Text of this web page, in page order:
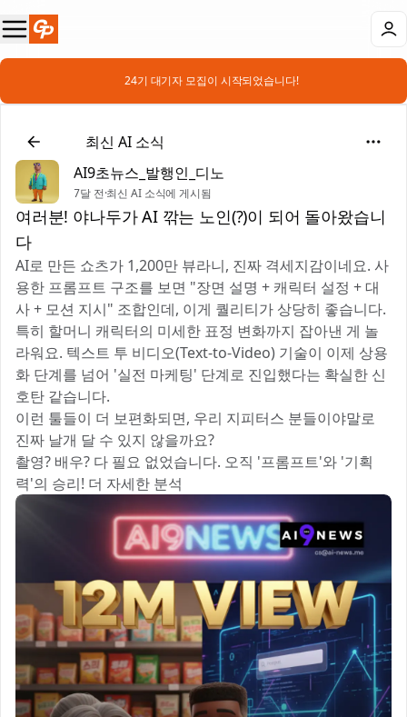
📣 24기 대기자 모집이 시작되었습니다!
📰최신 AI 소식
AI9초뉴스_발행인_디노
7달 전·최신 AI 소식에 게시됨
여러분! 야나두가 AI 깎는 노인(?)이 되어 돌아왔습니
다 🤣
AI로 만든 쇼츠가 1,200만 뷰라니, 진짜 격세지감이네요. 사
용한 프롬프트 구조를 보면 "장면 설명 + 캐릭터 설정 + 대
사 + 모션 지시" 조합인데, 이게 퀄리티가 상당히 좋습니다.
특히 할머니 캐릭터의 미세한 표정 변화까지 잡아낸 게 놀
라워요. 텍스트 투 비디오(Text-to-Video) 기술이 이제 상용
화 단계를 넘어 '실전 마케팅' 단계로 진입했다는 확실한 신
호탄 같습니다.
이런 툴들이 더 보편화되면, 우리 지피터스 분들이야말로
진짜 날개 달 수 있지 않을까요? 🚀
촬영? 배우? 다 필요 없었습니다. 오직 '프롬프트'와 '기획
력'의 승리! 더 자세한 분석 👇